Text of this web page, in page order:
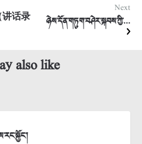
话录
Next
ཉེས་དོན་གཏུག་བཤེར་སྐབས་ཀྱི་...
also like